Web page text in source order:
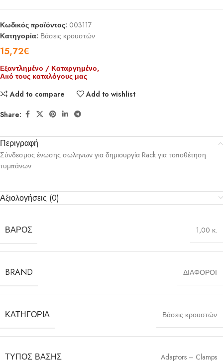
Κωδικός προϊόντος: 003117
Κατηγορία: Βάσεις κρουστών
15,72€
Εξαντλημένο / Καταργημένο,
Από τους καταλόγους μας
Add to compare
Add to wishlist
Share:
Περιγραφή
Σύνδεσμος ένωσης σωληνων για δημιουργία Rack για τοποθέτηση
τυμπάνων
Αξιολογήσεις (0)
ΒΆΡΟΣ 1,00 κ.
BRAND ΔΙΑΦΟΡΟΙ
ΚΑΤΗΓΟΡΊΑ Βάσεις κρουστών
ΤΎΠΟΣ ΒΆΣΗΣ Adaptors – Clamps